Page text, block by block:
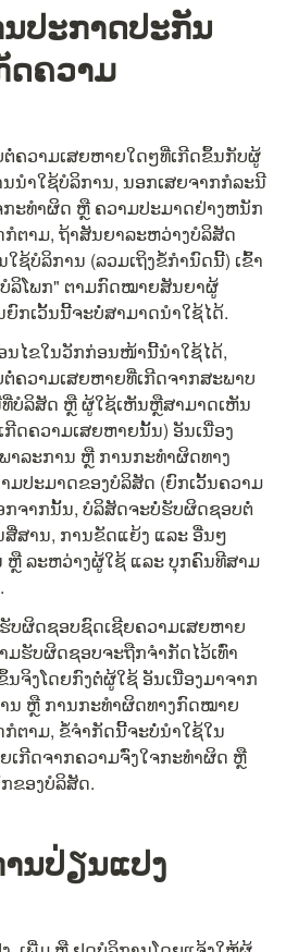
ປະກາດປະກັນ
ດຄວາມ
ຄວາມເສຍຫາຍໃດໆທີ່ເກີດຂຶ້ນກັບຜູ້
ນຳໃຊ້ບໍລິການ, ນອກເສຍຈາກກໍລະນີ
ກະທຳຜິດ ຫຼື ຄວາມປະມາດຢ່າງຫນັກ
ຕາມ, ຖ້າສັນຍາລະຫວ່າງບໍລິສັດ
ຊ້ບໍລິການ (ລວມເຖິງຂໍ້ກຳນົດນີ້) ເຂົ້າ
ລິໂພກ" ຕາມກົດໝາຍສັນຍາຜູ້
ກເວັ້ນນີ້ຈະບໍ່ສາມາດນຳໃຊ້ໄດ້.
ນໄຂໃນວັກກ່ອນໜ້ານີ້ນຳໃຊ້ໄດ້,
ຄວາມເສຍຫາຍທີ່ເກີດຈາກສະພາບ
ທີ່ບໍລິສັດ ຫຼື ຜູ້ໃຊ້ເຫັນຫຼືສາມາດເຫັນ
ດຄວາມເສຍຫາຍນັ້ນ) ອັນເນື່ອງ
າລະການ ຫຼື ການກະທຳຜິດທາງ
ມປະມາດຂອງບໍລິສັດ (ຍົກເວັ້ນຄວາມ
ຈາກນັ້ນ, ບໍລິສັດຈະບໍ່ຮັບຜິດຊອບຕໍ່
ສື່ສານ, ການຂັດແຍ້ງ ແລະ ອື່ນໆ
ລະຫວ່າງຜູ້ໃຊ້ ແລະ ບຸກຄົນທີສາມ
ບຜິດຊອບຊົດເຊີຍຄວາມເສຍຫາຍ
ມຮັບຜິດຊອບຈະຖືກຈຳກັດໄວ້ເທົ່າ
ຈິງໂດຍກົງຕໍ່ຜູ້ໃຊ້ ອັນເນື່ອງມາຈາກ
ນ ຫຼື ການກະທຳຜິດທາງກົດໝາຍ
ຕາມ, ຂໍ້ຈຳກັດນີ້ຈະບໍ່ນຳໃຊ້ໃນ
ເກີດຈາກຄວາມຈົ່ງໃຈກະທຳຜິດ ຫຼື
ຂອງບໍລິສັດ.
ນປ່ຽນແປງ